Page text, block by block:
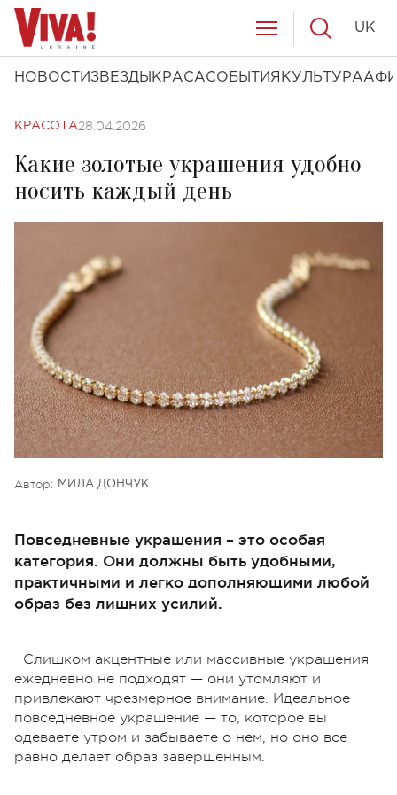
НОВОСТИ ЗВЕЗДЫ КРАСАСОБЫТИЯ КУЛЬТУРА
UK
КРАСОТА28.04.2026
Какие золотые украшения удобно
носить каждый день
Автор: МИЛА ДОНЧУК
Повседневные украшения – это особая
категория. Они должны быть удобными,
практичными и легко дополняющими любой
образ без лишних усилий.
Слишком акцентные или массивные украшения
ежедневно не подходят — они утомляют и
привлекают чрезмерное внимание. Идеальное
повседневное украшение — то, которое вы
одеваете утром и забываете о нем, но оно все
равно делает образ завершенным.